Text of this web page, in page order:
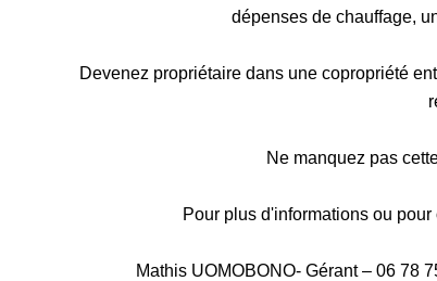
dépenses de chauffage,
Devenez propriétaire dans une copropriété
Ne manquez pas
Pour plus d'informations ou
Mathis UOMOBONO- Gérant – 06 78